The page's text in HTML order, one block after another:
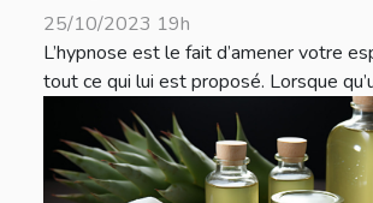
25/10/2023 19h
L’hypnose est le fait d’amener votre
tout ce qui lui est proposé. Lorsque